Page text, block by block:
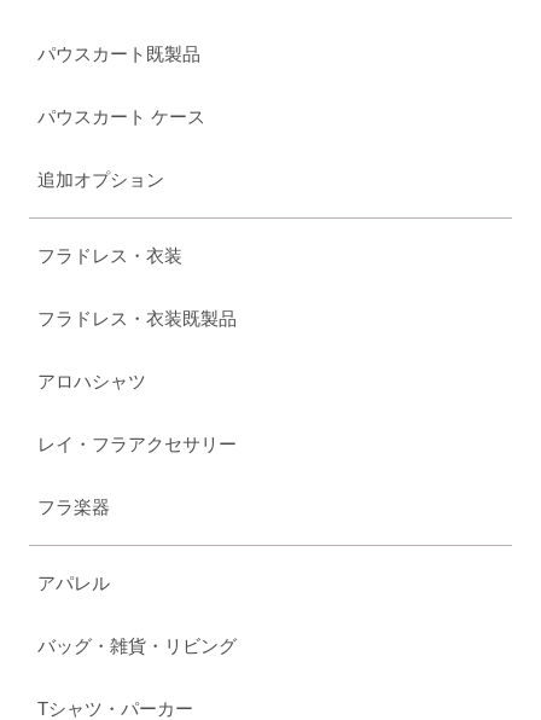
パウスカート既製品
パウスカート ケース
追加オプション
フラドレス・衣装
フラドレス・衣装既製品
アロハシャツ
レイ・フラアクセサリー
フラ楽器
アパレル
バッグ・雑貨・リビング
Tシャツ・パーカー